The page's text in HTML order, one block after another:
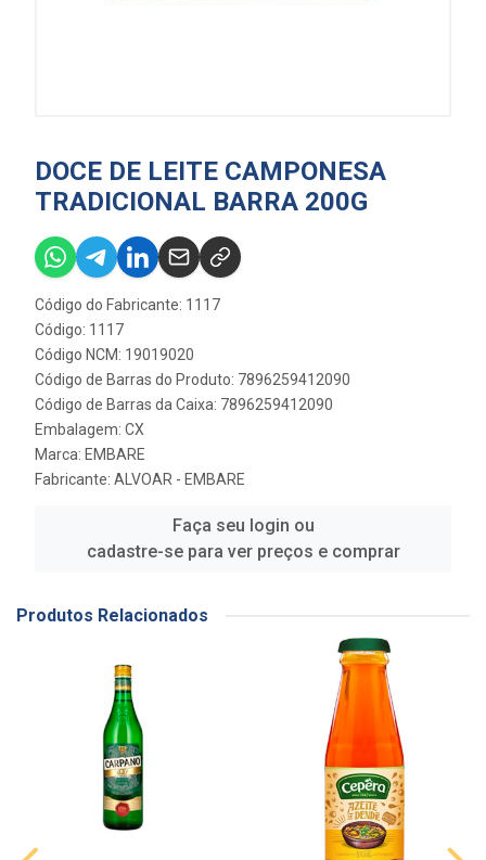
DOCE DE LEITE CAMPONESA
TRADICIONAL BARRA 200G
Código do Fabricante: 1117
Código: 1117
Código NCM: 19019020
Código de Barras do Produto: 7896259412090
Código de Barras da Caixa: 7896259412090
Embalagem: CX
Marca: EMBARE
Fabricante: ALVOAR - EMBARE
Faça seu login ou
cadastre-se para ver preços e comprar
Produtos Relacionados